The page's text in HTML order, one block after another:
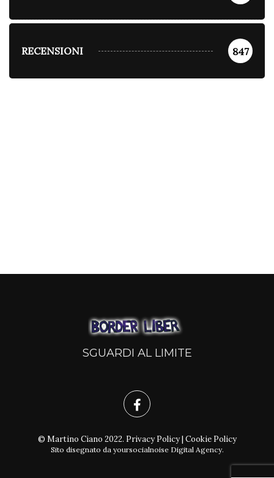
RECENSIONI 847
SGUARDI AL LIMITE
© Martino Ciano 2022. Privacy Policy| Cookie Policy
Sito disegnato da yoursocialnoise Digital Agency.